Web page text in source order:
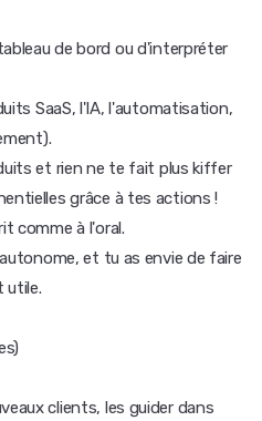
de bord ou d'interpréter
SaaS, l'IA, l'automatisation,
et rien ne te fait plus kiffer
grâce à tes actions !
comme à l'oral.
et tu as envie de faire
utile.
clients, les guider dans